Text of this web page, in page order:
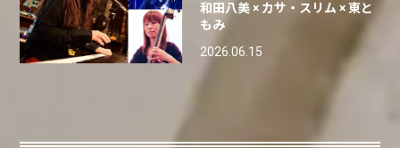
和田八美 × カサ・スリム × 東と
もみ
2026.06.15